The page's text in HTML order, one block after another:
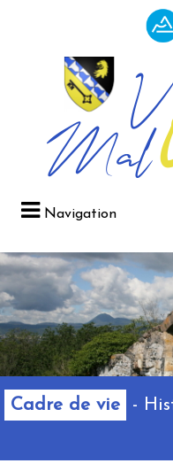
Navigation
Cadre de vie -